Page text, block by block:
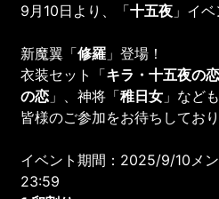
9月10日より、「十五夜 」イ
新魔翼「修羅 」登場！
衣装セット「キラ・十五夜の恋
の恋 」、神将「稚日女 」など
皆様のご参加をお待ちしており
イベント期間：2025/9/10メ
23:59